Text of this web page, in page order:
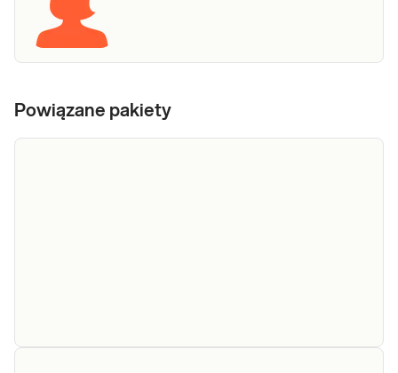
Powiązane pakiety